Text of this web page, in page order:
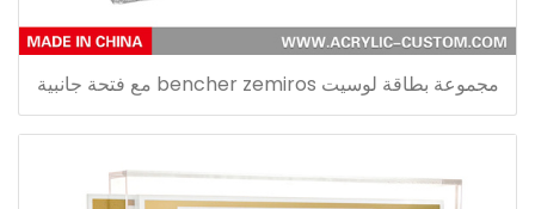
مجموعة بطاقة لوسيت bencher zemiros مع فتحة جانبية